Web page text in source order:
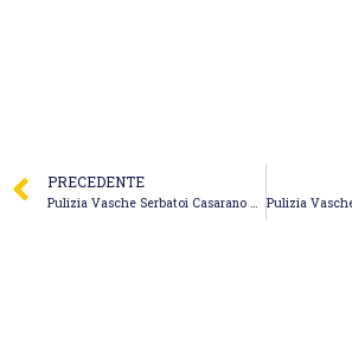
PRECEDENTE
Pulizia Vasche Serbatoi Casarano – Spurgo Canal Jet